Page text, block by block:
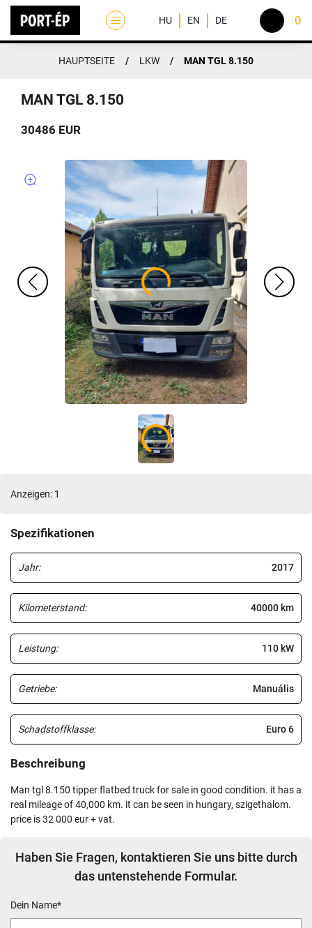
HAUPTSEITE
ÜBER UNS
AKTIVITÄTEN
FLOTTE
KONTAKT
HU EN DE 0
HAUPTSEITE / LKW / MAN TGL 8.150
MAN TGL 8.150
30486 EUR
Anzeigen: 1
Spezifikationen
Jahr: 2017
Kilometerstand: 40000 km
Leistung: 110 kW
Getriebe: Manuális
Schadstoffklasse: Euro 6
Beschreibung
man tgl 8.150 tipper flatbed truck for sale in good condition. it has a
real mileage of 40,000 km. it can be seen in hungary, szigethalom.
price is 32 000 eur + vat.
Haben Sie Fragen, kontaktieren Sie uns bitte durch
das untenstehende Formular.
Dein Name*